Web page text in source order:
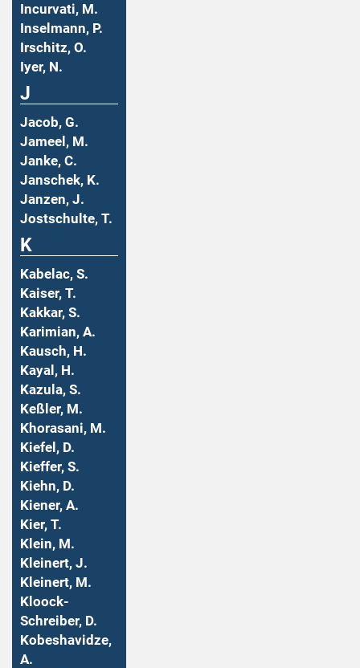
Incurvati, M.
Inselmann, P.
Irschitz, O.
Iyer, N.
J
Jacob, G.
Jameel, M.
Janke, C.
Janschek, K.
Janzen, J.
Jostschulte, T.
K
Kabelac, S.
Kaiser, T.
Kakkar, S.
Karimian, A.
Kausch, H.
Kayal, H.
Kazula, S.
Keßler, M.
Khorasani, M.
Kiefel, D.
Kieffer, S.
Kiehn, D.
Kiener, A.
Kier, T.
Klein, M.
Kleinert, J.
Kleinert, M.
Kloock-
Schreiber, D.
Kobeshavidze,
A.